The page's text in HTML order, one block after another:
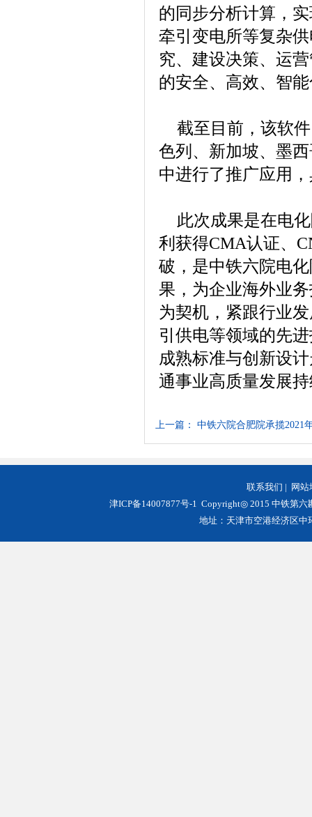
的同步分析计算，
牵引变电所等复杂
究、建设决策、运
的安全、高效、智
截至目前，该软
色列、新加坡、墨
中进行了推广应用
此次成果是在电
利获得CMA认证、
破，是中铁六院电
果，为企业海外业
为契机，紧跟行业
引供电等领域的先
成熟标准与创新设
通事业高质量发展
上一篇： 中铁六院合肥院承揽2021
联系我们 | 网站
津ICP备14007877号-1 Copyright◎ 2015 中铁第六
地址：天津市空港经济区中